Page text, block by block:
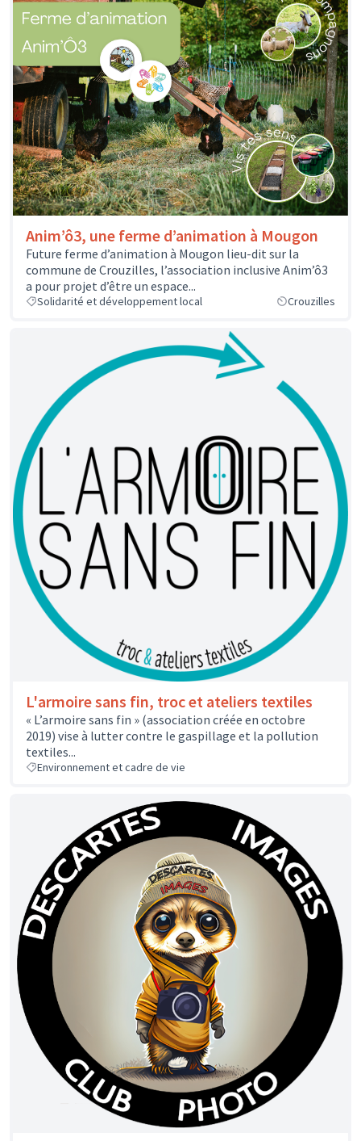
Anim’ô3, une ferme d’animation à Mougon
Future ferme d’animation à Mougon lieu-dit sur la
commune de Crouzilles, l’association inclusive Anim’ô3
a pour projet d’être un espace...
Solidarité et développement local Crouzilles
L'armoire sans fin, troc et ateliers textiles
« L’armoire sans fin » (association créée en octobre
2019) vise à lutter contre le gaspillage et la pollution
textiles...
Environnement et cadre de vie